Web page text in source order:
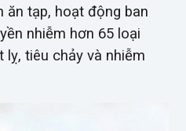
ăn tạp, hoạt động ban
nhiễm hơn 65 loại
lỵ, tiêu chảy và nhiễm